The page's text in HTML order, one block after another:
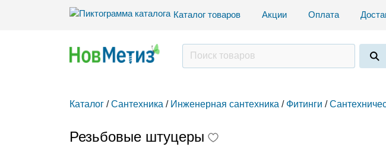
Каталог товаров Акции Оплата
Каталог / Сантехника / Инженерная сантехника / Фитинги /
Резьбовые штуцеры